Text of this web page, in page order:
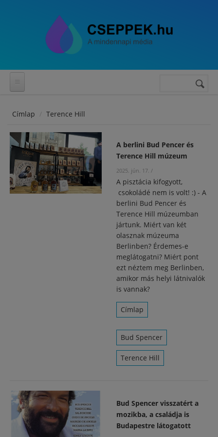
Keresés
Címlap Terence Hill
A berlini Bud Pencer és
Terence Hill múzeum
2025. jún. 17. /
A pisztácia kifogyott,
csokoládé nem is volt! :) - A
berlini Bud Pencer és
Terence Hill múzeumban
jártunk. Miért van két
olasznak múzeuma
Berlinben? Érdemes-e
meglátogatni? Miért pont
ezt néztem meg Berlinben,
amikor más helyi látnivalók
is vannak?
Címlap
Bud Spencer
Terence Hill
Bud Spencer visszatért a
mozikba, a családja is
Budapestre látogatott